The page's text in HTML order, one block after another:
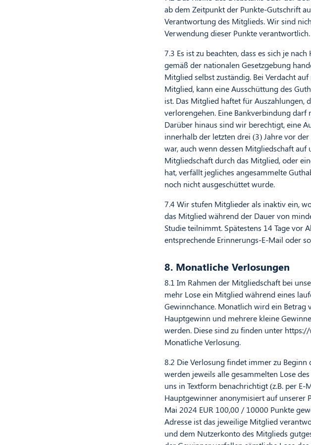
ab dem Zeitpunkt der Punkte-Gutschrift
Verantwortung des Mitglieds. Wir sind
Verwendung dieser Punkte verantwortlich.
7.3 Es ist zu beachten, dass es sich je
gemäß der nationalen Gesetzgebung
Mitglied selbst zuständig. Bei Verdacht
Mitglied, kann eine Ausschüttung des
ist. Das Mitglied haftet für Auszahlungen,
verlorengehen. Eine Bankverbindung
Darüber hinaus sind wir berechtigt, eine
innerhalb der letzten drei (3) Jahre vor
war, auch wenn dessen Mitgliedschaft
Mitgliedschaft durch das Mitglied, oder
hat, verfällt jegliches angesammelte
noch nicht ausgeschüttet wurde.
7.4 Wir stufen Mitglieder als inaktiv ein,
das Mitglied während der Dauer von
Studie teilnimmt. Spätestens 14 Tage vor
entsprechende Erinnerungs-E-Mail oder
8. Monatliche Verlosungen
8.1 Im Rahmen der Mitgliedschaft bei
mehr Lose ein Mitglied während eines
Gewinnchance. Monatlich wird ein Betrag
Hauptgewinn und mehrere kleine
werden. Diese sind zu finden unter https://
Monatliche Verlosung.
8.2 Die Verlosung findet immer zu
werden jeweils alle gesammelten Lose
uns in Textform benachrichtigt (z.B. per
Hauptgewinner anonymisiert auf unserer
Mai 2024 EUR 100,00 / 10000 Punkte
Adresse ist das jeweilige Mitglied
und dem Nutzerkonto des Mitglieds